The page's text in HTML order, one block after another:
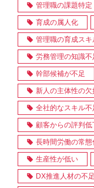
管理職の課題特定
育成の属人化
管理職の育成スキ
労務管理の知識不
幹部候補が不足
新人の主体性の欠
全社的なスキル不
顧客からの評判低
長時間労働の常態
生産性が低い
DX推進人材の不足